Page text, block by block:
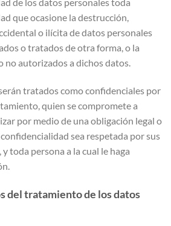
que ocasione la destrucción,
o ilícita de datos personales
o tratados de otra forma, o la
no autorizados a dichos datos.
tratados como confidenciales por
quien se compromete a
por medio de una obligación legal o
sea respetada por sus
toda persona a la cual le haga
del tratamiento de los datos